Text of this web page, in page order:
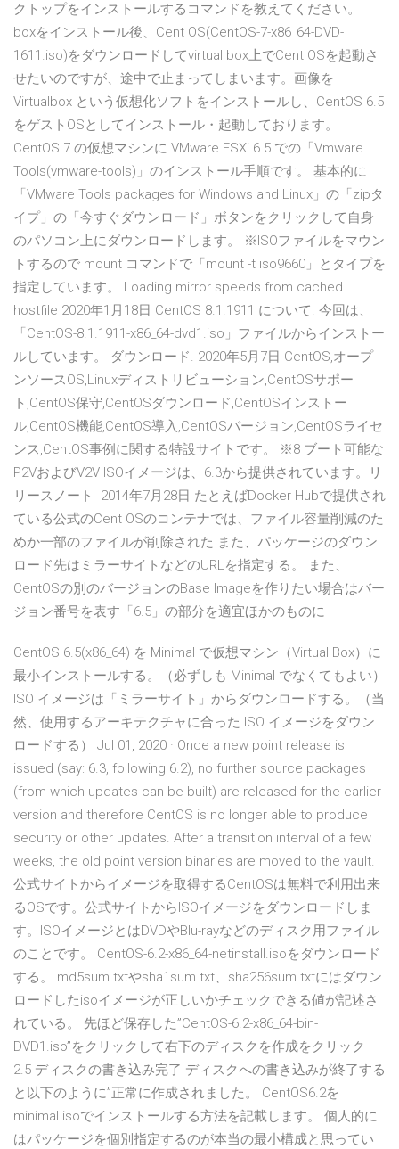
クトップをインストールするコマンドを教えてください。
boxをインストール後、Cent OS(CentOS-7-x86_64-DVD-
1611.iso)をダウンロードしてvirtual box上でCent OSを起動さ
せたいのですが、途中で止まってしまいます。画像を
Virtualbox という仮想化ソフトをインストールし、CentOS 6.5
をゲストOSとしてインストール・起動しております。
CentOS 7 の仮想マシンに VMware ESXi 6.5 での「Vmware
Tools(vmware-tools)」のインストール手順です。 基本的に
「VMware Tools packages for Windows and Linux」の「zipタ
イプ」の「今すぐダウンロード」ボタンをクリックして自身
のパソコン上にダウンロードします。 ※ISOファイルをマウン
トするので mount コマンドで「mount -t iso9660」とタイプを
指定しています。 Loading mirror speeds from cached
hostfile 2020年1月18日 CentOS 8.1.1911 について. 今回は、
「CentOS-8.1.1911-x86_64-dvd1.iso」ファイルからインストー
ルしています。 ダウンロード. 2020年5月7日 CentOS,オープ
ンソースOS,Linuxディストリビューション,CentOSサポー
ト,CentOS保守,CentOSダウンロード,CentOSインストー
ル,CentOS機能,CentOS導入,CentOSバージョン,CentOSライセ
ンス,CentOS事例に関する特設サイトです。 ※8 ブート可能な
P2VおよびV2V ISOイメージは、6.3から提供されています。リ
リースノート 2014年7月28日 たとえばDocker Hubで提供され
ている公式のCent OSのコンテナでは、ファイル容量削減のた
めか一部のファイルが削除された また、パッケージのダウン
ロード先はミラーサイトなどのURLを指定する。 また、
CentOSの別のバージョンのBase Imageを作りたい場合はバー
ジョン番号を表す「6.5」の部分を適宜ほかのものに
CentOS 6.5(x86_64) を Minimal で仮想マシン（Virtual Box）に
最小インストールする。（必ずしも Minimal でなくてもよい）
ISO イメージは「ミラーサイト」からダウンロードする。（当
然、使用するアーキテクチャに合った ISO イメージをダウン
ロードする） Jul 01, 2020 · Once a new point release is
issued (say: 6.3, following 6.2), no further source packages
(from which updates can be built) are released for the earlier
version and therefore CentOS is no longer able to produce
security or other updates. After a transition interval of a few
weeks, the old point version binaries are moved to the vault.
公式サイトからイメージを取得するCentOSは無料で利用出来
るOSです。公式サイトからISOイメージをダウンロードしま
す。ISOイメージとはDVDやBlu-rayなどのディスク用ファイル
のことです。 CentOS-6.2-x86_64-netinstall.isoをダウンロード
する。 md5sum.txtやsha1sum.txt、sha256sum.txtにはダウン
ロードしたisoイメージが正しいかチェックできる値が記述さ
れている。 先ほど保存した”CentOS-6.2-x86_64-bin-
DVD1.iso”をクリックして右下のディスクを作成をクリック
2.5 ディスクの書き込み完了 ディスクへの書き込みが終了する
と以下のように”正常に作成されました。 CentOS6.2を
minimal.isoでインストールする方法を記載します。 個人的に
はパッケージを個別指定するのが本当の最小構成と思ってい